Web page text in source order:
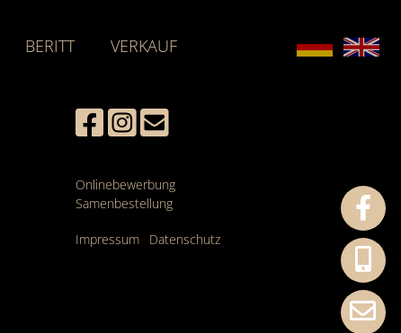
BERITT VERKAUF
Onlinebewerbung
Samenbestellung
Impressum Datenschutz